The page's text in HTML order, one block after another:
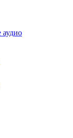
аудио